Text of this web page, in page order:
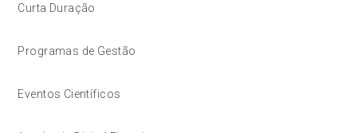
Curta Duração
Programas de Gestão
Eventos Científicos